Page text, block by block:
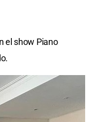
el show Piano